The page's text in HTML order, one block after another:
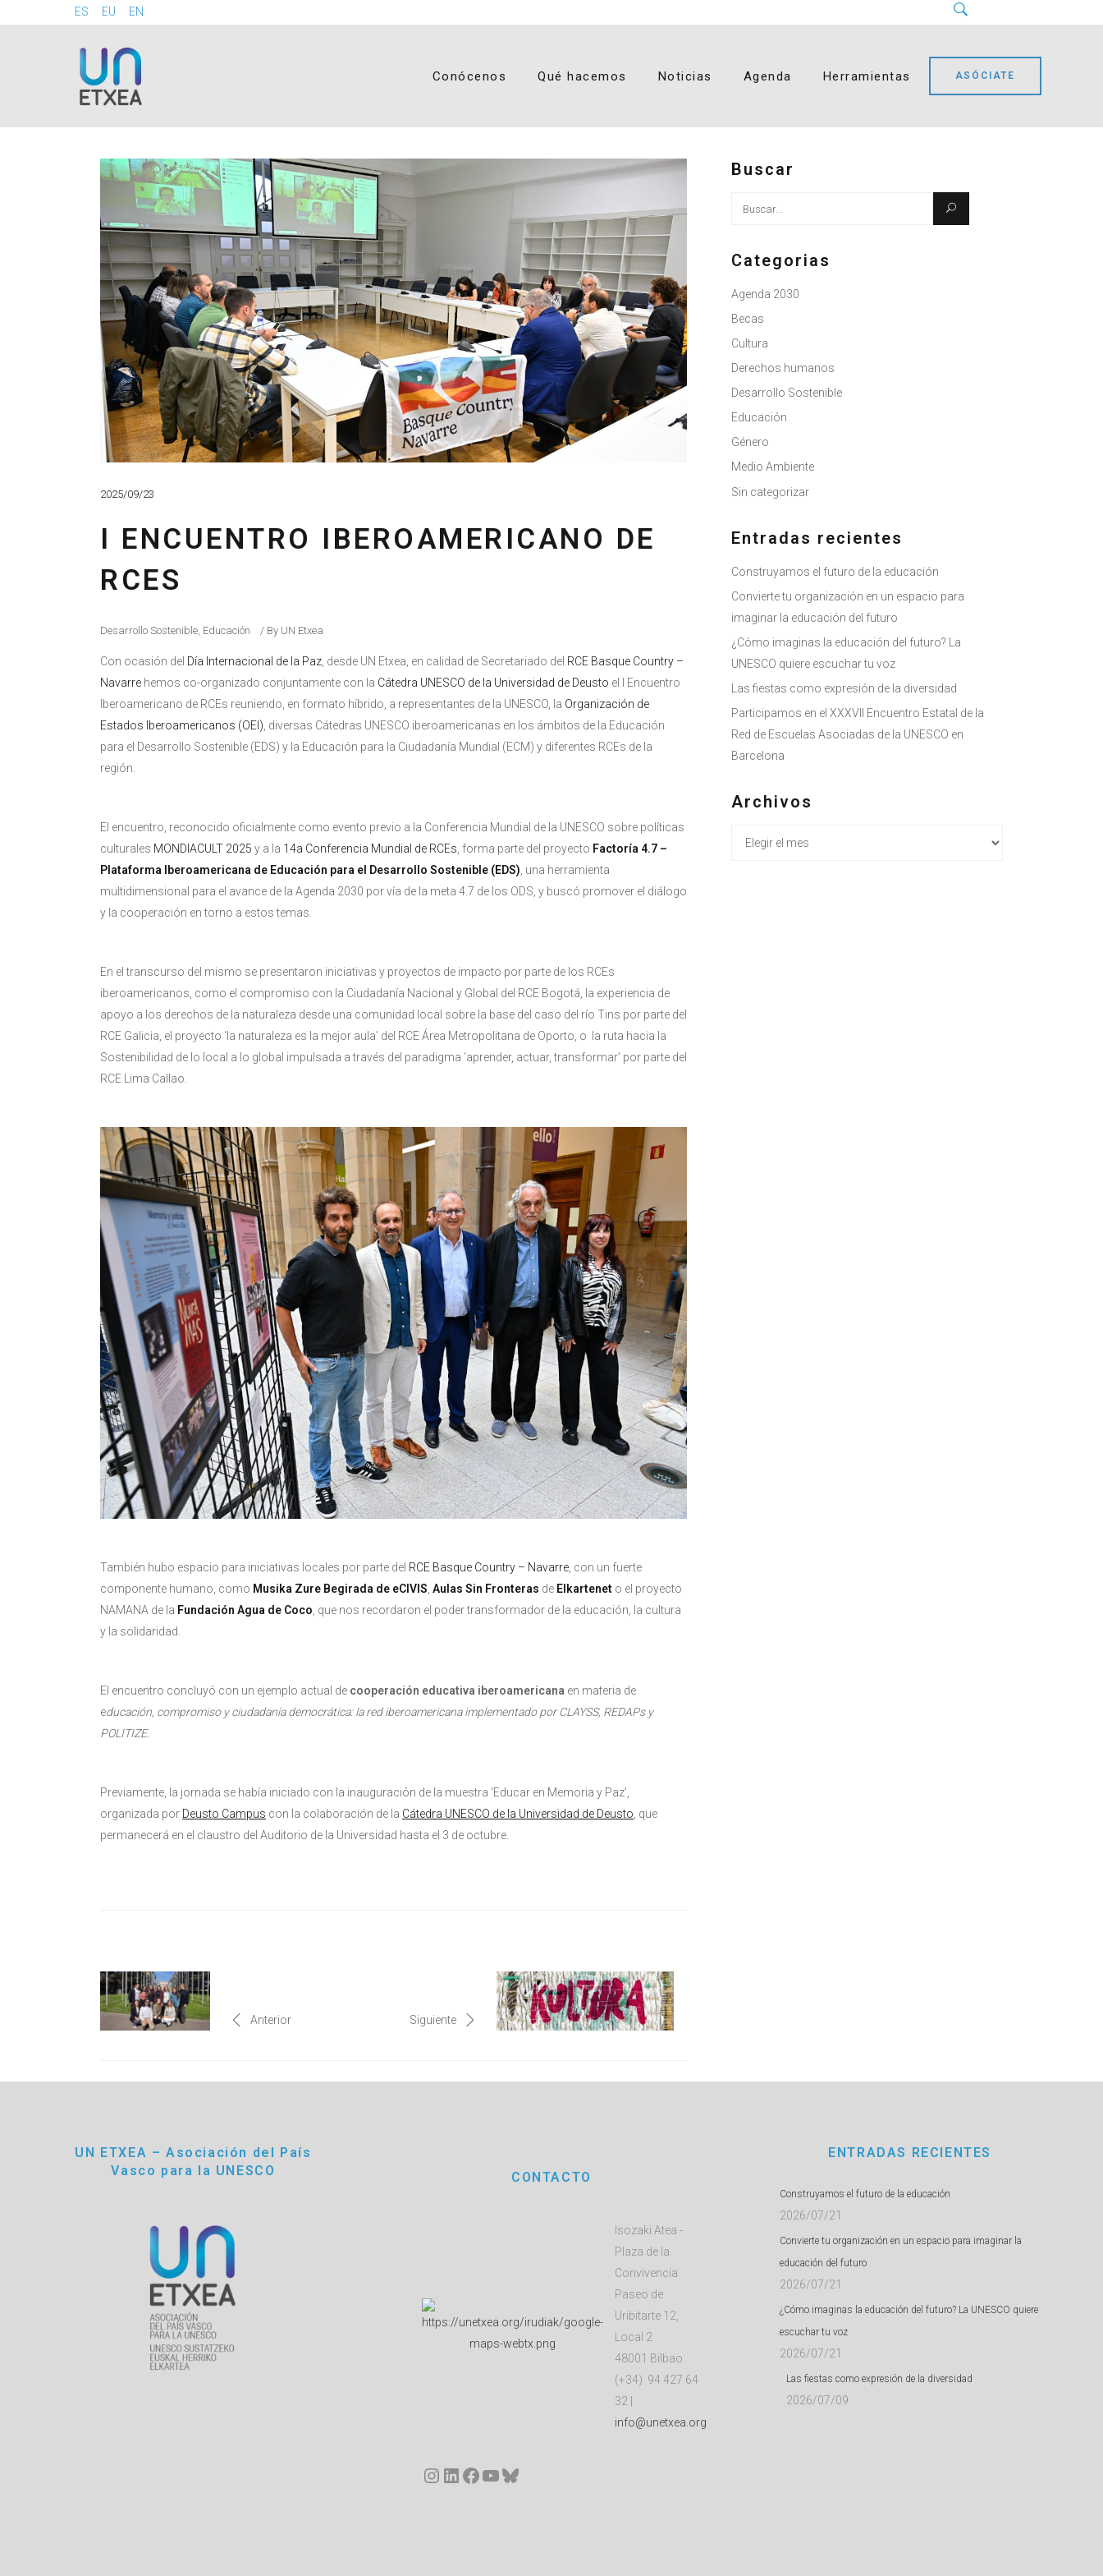
ES EU EN
Conócenos Qué hacemos Noticias Agenda Herramientas ASÓCIATE
2025/09/23
I ENCUENTRO IBEROAMERICANO DE
RCES
Desarrollo Sostenible Educación By UN Etxea
Con ocasión del Día Internacional de la Paz , desde UN Etxea, en calidad de Secretariado del RCE Basque Country –
Navarre hemos co-organizado conjuntamente con la Cátedra UNESCO de la Universidad de Deusto el I Encuentro
Iberoamericano de RCEs reuniendo, en formato híbrido, a representantes de la UNESCO, la Organización de
Estados Iberoamericanos (OEI) , diversas Cátedras UNESCO iberoamericanas en los ámbitos de la Educación
para el Desarrollo Sostenible (EDS) y la Educación para la Ciudadanía Mundial (ECM) y diferentes RCEs de la
región.
El encuentro, reconocido oficialmente como evento previo a la Conferencia Mundial de la UNESCO sobre políticas
culturales MONDIACULT 2025 y a la 14a Conferencia Mundial de RCEs , forma parte del proyecto Factoría 4.7 –
Plataforma Iberoamericana de Educación para el Desarrollo Sostenible (EDS) , una herramienta
multidimensional para el avance de la Agenda 2030 por vía de la meta 4.7 de los ODS, y buscó promover el diálogo
y la cooperación en torno a estos temas.
En el transcurso del mismo se presentaron iniciativas y proyectos de impacto por parte de los RCEs
iberoamericanos, como el compromiso con la Ciudadanía Nacional y Global del RCE Bogotá, la experiencia de
apoyo a los derechos de la naturaleza desde una comunidad local sobre la base del caso del río Tins por parte del
RCE Galicia, el proyecto ‘la naturaleza es la mejor aula’ del RCE Área Metropolitana de Oporto, o la ruta hacia la
Sostenibilidad de lo local a lo global impulsada a través del paradigma ‘aprender, actuar, transformar’ por parte del
RCE Lima Callao.
También hubo espacio para iniciativas locales por parte del RCE Basque Country – Navarre , con un fuerte
componente humano, como Musika Zure Begirada de eCIVIS Aulas Sin Fronteras de Elkartenet o el proyecto
NAMANA de la Fundación Agua de Coco , que nos recordaron el poder transformador de la educación, la cultura
y la solidaridad.
El encuentro concluyó con un ejemplo actual de cooperación educativa iberoamericana en materia de
educación, compromiso y ciudadanía democrática: la red iberoamericana implementado por CLAYSS, REDAPs y
POLITIZE.
Previamente, la jornada se había iniciado con la inauguración de la muestra ‘Educar en Memoria y Paz’,
organizada por Deusto Campus con la colaboración de la Cátedra UNESCO de la Universidad de Deusto , que
permanecerá en el claustro del Auditorio de la Universidad hasta el 3 de octubre.
Anterior Siguiente
Buscar
Categorias
Agenda 2030
Becas
Cultura
Derechos humanos
Desarrollo Sostenible
Educación
Género
Medio Ambiente
Sin categorizar
Entradas recientes
Construyamos el futuro de la educación
Convierte tu organización en un espacio para
imaginar la educación del futuro
¿Cómo imaginas la educación del futuro? La
UNESCO quiere escuchar tu voz
Las fiestas como expresión de la diversidad
Participamos en el XXXVII Encuentro Estatal de la
Red de Escuelas Asociadas de la UNESCO en
Barcelona
Archivos
Archivos
UN ETXEA – Asociación del País
Vasco para la UNESCO
CONTACTO
Isozaki Atea -
Plaza de la
Convivencia
Paseo de
Uribitarte 12,
Local 2
48001 Bilbao
(+34) 94 427 64
32 |
info@unetxea.org
Instagram
LinkedIn
Facebook
YouTube
Bluesky
ENTRADAS RECIENTES
Construyamos el futuro de la educación
2026/07/21
Convierte tu organización en un espacio para imaginar la
educación del futuro
2026/07/21
¿Cómo imaginas la educación del futuro? La UNESCO quiere
escuchar tu voz
2026/07/21
Las fiestas como expresión de la diversidad
2026/07/09